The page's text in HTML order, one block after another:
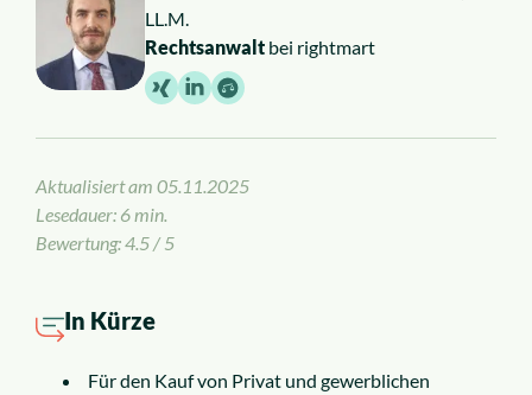
Arbeitsrecht
Ausländerrecht
Sozialrecht
LL.M.
Rechtsanwaltbei rightmart
Aktualisiert am 05.11.2025
Lesedauer: 6 min.
Bewertung: 4.5 / 5
In Kürze
Für den Kauf von Privat und gewerblichen